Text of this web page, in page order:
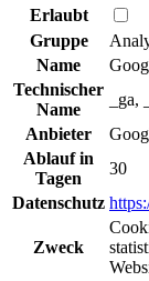
Erlaubt
Gruppe
Name
Technischer
Name
Anbieter
Ablauf in
Tagen
30
Datenschutz
Zweck